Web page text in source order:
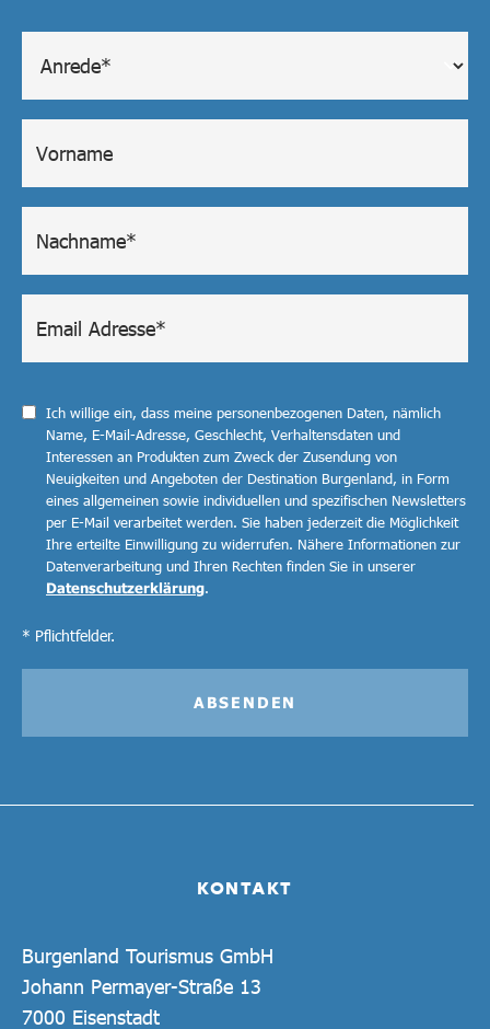
KONTAKT
Burgenland Tourismus GmbH
Johann Permayer-Straße 13
7000 Eisenstadt
Ich willige ein, dass meine personenbezogenen Daten, nämlich
Name, E-Mail-Adresse, Geschlecht, Verhaltensdaten und
Interessen an Produkten zum Zweck der Zusendung von
Neuigkeiten und Angeboten der Destination Burgenland, in Form
eines allgemeinen sowie individuellen und spezifischen Newsletters
per E-Mail verarbeitet werden. Sie haben jederzeit die Möglichkeit
Ihre erteilte Einwilligung zu widerrufen. Nähere Informationen zur
Datenverarbeitung und Ihren Rechten finden Sie in unserer
Datenschutzerklärung.
* Pflichtfelder.
ABSENDEN